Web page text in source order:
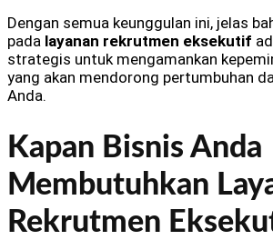
Dengan semua keunggulan ini, jelas
pada layanan rekrutmen eksekutif
strategis untuk mengamankan
yang akan mendorong pertumbuhan
Anda.
Kapan Bisnis Anda
Membutuhkan
Rekrutmen